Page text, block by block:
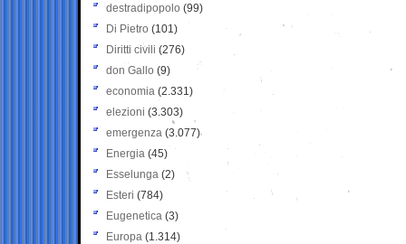
destradipopolo (99)
Di Pietro (101)
Diritti civili (276)
don Gallo (9)
economia (2.331)
elezioni (3.303)
emergenza (3.077)
Energia (45)
Esselunga (2)
Esteri (784)
Eugenetica (3)
Europa (1.314)